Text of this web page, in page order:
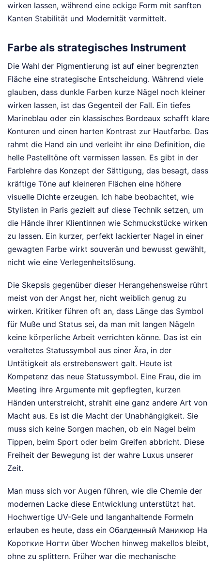
wirken lassen, während eine eckige Form mit sanften
Kanten Stabilität und Modernität vermittelt.
Farbe als strategisches Instrument
Die Wahl der Pigmentierung ist auf einer begrenzten
Fläche eine strategische Entscheidung. Während viele
glauben, dass dunkle Farben kurze Nägel noch kleiner
wirken lassen, ist das Gegenteil der Fall. Ein tiefes
Marineblau oder ein klassisches Bordeaux schafft klare
Konturen und einen harten Kontrast zur Hautfarbe. Das
rahmt die Hand ein und verleiht ihr eine Definition, die
helle Pastelltöne oft vermissen lassen. Es gibt in der
Farblehre das Konzept der Sättigung, das besagt, dass
kräftige Töne auf kleineren Flächen eine höhere
visuelle Dichte erzeugen. Ich habe beobachtet, wie
Stylisten in Paris gezielt auf diese Technik setzen, um
die Hände ihrer Klientinnen wie Schmuckstücke wirken
zu lassen. Ein kurzer, perfekt lackierter Nagel in einer
gewagten Farbe wirkt souverän und bewusst gewählt,
nicht wie eine Verlegenheitslösung.
Die Skepsis gegenüber dieser Herangehensweise rührt
meist von der Angst her, nicht weiblich genug zu
wirken. Kritiker führen oft an, dass Länge das Symbol
für Muße und Status sei, da man mit langen Nägeln
keine körperliche Arbeit verrichten könne. Das ist ein
veraltetes Statussymbol aus einer Ära, in der
Untätigkeit als erstrebenswert galt. Heute ist
Kompetenz das neue Statussymbol. Eine Frau, die im
Meeting ihre Argumente mit gepflegten, kurzen
Händen unterstreicht, strahlt eine ganz andere Art von
Macht aus. Es ist die Macht der Unabhängigkeit. Sie
muss sich keine Sorgen machen, ob ein Nagel beim
Tippen, beim Sport oder beim Greifen abbricht. Diese
Freiheit der Bewegung ist der wahre Luxus unserer
Zeit.
Man muss sich vor Augen führen, wie die Chemie der
modernen Lacke diese Entwicklung unterstützt hat.
Hochwertige UV-Gele und langanhaltende Formeln
erlauben es heute, dass ein Обалденный Маникюр На
Короткие Ногти über Wochen hinweg makellos bleibt,
ohne zu splittern. Früher war die mechanische